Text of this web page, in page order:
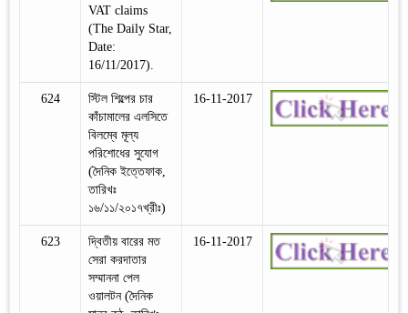
VAT claims
(The Daily Star,
Date:
16/11/2017).
624
স্টিল শিল্পের চার
কাঁচামালের এলসিতে
বিলম্বে মূল্য
পরিশোধের সুযোগ
(দৈনিক ইত্তেফাক,
তারিখঃ
১৬/১১/২০১৭খ্রীঃ)
16-11-2017
623
দ্বিতীয় বারের মত
সেরা করদাতার
সম্মাননা পেল
ওয়ালটন (দৈনিক
16-11-2017